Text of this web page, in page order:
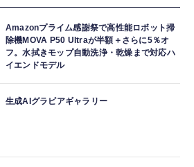
Amazonプライム感謝祭で高性能ロボット掃
除機MOVA P50 Ultraが半額＋さらに5％オ
フ。水拭きモップ自動洗浄・乾燥まで対応ハ
イエンドモデル
生成AIグラビアギャラリー